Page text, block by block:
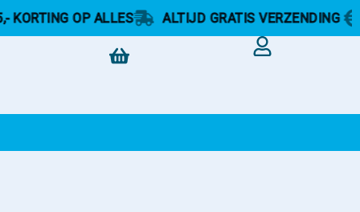
OP ALLES ALTIJD GRATIS VERZENDING €5,-